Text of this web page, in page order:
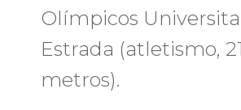
Olímpicos
Estrada (atletismo,
metros).